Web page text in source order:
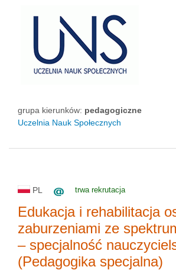
grupa kierunków: pedagogiczne
Uczelnia Nauk Społecznych
PL trwa rekrutacja
Edukacja i rehabilitacja
zaburzeniami ze
– specjalność
(Pedagogika specjalna)